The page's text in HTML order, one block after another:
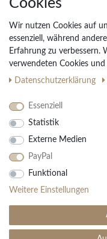
Widerrufs­recht
Vertrag widerrufen
Impressum
Daten­schutz­erklärung
AGB
Ihre Vorteile
30 Tage
Große Auswahl
Einfache
Cookies
Wir nutzen Cookies auf
essenziell, während
Erfahrung zu
verwendeten Cookies
Daten­schutz­erklärung
Essenziell
Statistik
Externe Medien
PayPal
Funktional
Weitere Einstellungen